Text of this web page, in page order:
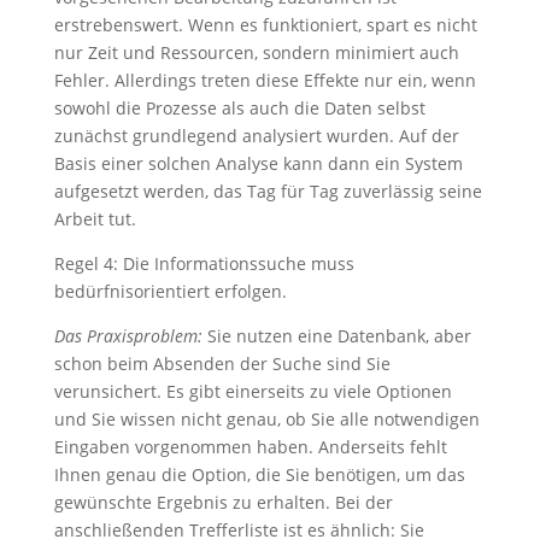
erstrebenswert. Wenn es funktioniert, spart es nicht
nur Zeit und Ressourcen, sondern minimiert auch
Fehler. Allerdings treten diese Effekte nur ein, wenn
sowohl die Prozesse als auch die Daten selbst
zunächst grundlegend analysiert wurden. Auf der
Basis einer solchen Analyse kann dann ein System
aufgesetzt werden, das Tag für Tag zuverlässig seine
Arbeit tut.
Regel 4: Die Informationssuche muss
bedürfnisorientiert erfolgen.
Das Praxisproblem: Sie nutzen eine Datenbank, aber
schon beim Absenden der Suche sind Sie
verunsichert. Es gibt einerseits zu viele Optionen
und Sie wissen nicht genau, ob Sie alle notwendigen
Eingaben vorgenommen haben. Anderseits fehlt
Ihnen genau die Option, die Sie benötigen, um das
gewünschte Ergebnis zu erhalten. Bei der
anschließenden Trefferliste ist es ähnlich: Sie